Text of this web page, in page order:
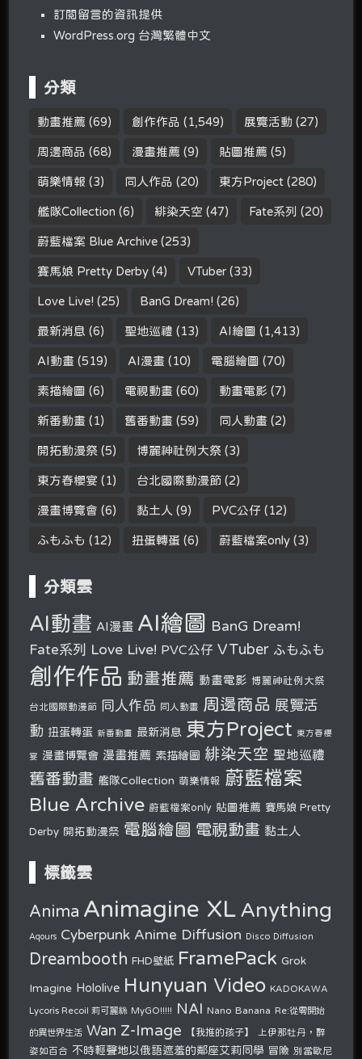
訂閱留言的資訊提供
WordPress.org 台灣繁體中文
分類
動畫推薦 (69) 創作作品 (1,549) 展覽活動 (27)
周邊商品 (68) 漫畫推薦 (9) 貼圖推薦 (5)
萌樂情報 (3) 同人作品 (20) 東方Project (280)
艦隊Collection (6) 緋染天空 (47) Fate系列 (20)
蔚藍檔案 Blue Archive (253)
賽馬娘 Pretty Derby (4) VTuber (33)
Love Live! (25) BanG Dream! (26)
最新消息 (6) 聖地巡禮 (13) AI繪圖 (1,413)
AI動畫 (519) AI漫畫 (10) 電腦繪圖 (70)
素描繪圖 (6) 電視動畫 (60) 動畫電影 (7)
新番動畫 (1) 舊番動畫 (59) 同人動畫 (2)
開拓動漫祭 (5) 博麗神社例大祭 (3)
東方春櫻宴 (1) 台北國際動漫節 (2)
漫畫博覽會 (6) 黏土人 (9) PVC公仔 (12)
ふもふも (12) 扭蛋轉蛋 (6) 蔚藍檔案only (3)
分類雲
AI動畫 AI漫畫 AI繪圖 BanG Dream!
Fate系列
Love Live! PVC公仔 VTuber ふもふも
創作作品 動畫推薦 動畫電影 博麗神社例大祭
台北國際動漫節 同人作品 同人動畫 周邊商品 展覽活
動 扭蛋轉蛋 新番動畫 最新消息 東方Project 東方春櫻
宴 漫畫博覽會 漫畫推薦 素描繪圖 緋染天空 聖地巡禮
舊番動畫 艦隊Collection 萌樂情報 蔚藍檔案
Blue Archive 蔚藍檔案only 貼圖推薦 賽馬娘 Pretty
Derby 開拓動漫祭 電腦繪圖 電視動畫 黏土人
標籤雲
Anima Animagine XL Anything
Aqours Cyberpunk Anime Diffusion Disco Diffusion
Dreambooth FHD壁紙 FramePack Grok
Imagine Hololive Hunyuan Video KADOKAWA
Lycoris Recoil 莉可麗絲 MyGO!!!!! NAI Nano Banana Re:從零開始
的異世界生活 Wan Z-Image 【我推的孩子】 上伊那牡丹，醉
姿如百合 不時輕聲地以俄語遮羞的鄰座艾莉同學 冒險 別當歐尼